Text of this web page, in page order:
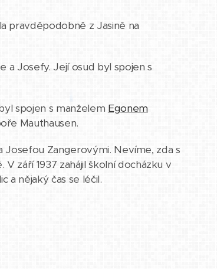
pravděpodobně z Jasině na
a Josefy. Její osud byl spojen s
spojen s manželem Egonem
Mauthausen.
Josefou Zangerovými. Nevíme, zda s
září 1937 zahájil školní docházku v
a nějaký čas se léčil.